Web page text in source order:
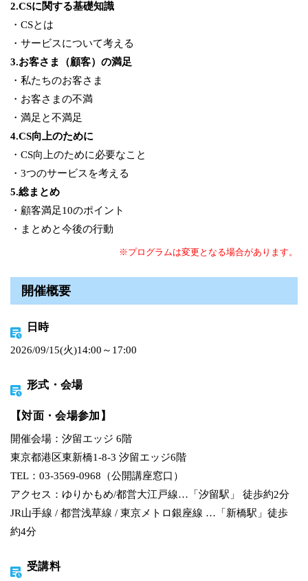
2.CSに関する基礎知識
・CSとは
・サービスについて考える
3.お客さま（顧客）の満足
・私たちのお客さま
・お客さまの不満
・満足と不満足
4.CS向上のために
・CS向上のために必要なこと
・3つのサービスを考える
5.総まとめ
・顧客満足10のポイント
・まとめと今後の行動
※プログラムは変更となる場合があります。
開催概要
日時
2026/09/15(火)14:00～17:00
形式・会場
【対面・会場参加】
開催会場：汐留エッジ 6階
東京都港区東新橋1-8-3 汐留エッジ6階
TEL：03-3569-0968（公開講座窓口）
アクセス：ゆりかもめ/都営大江戸線…「汐留駅」 徒歩約2分
JR山手線 / 都営浅草線 / 東京メトロ銀座線 …「新橋駅」徒歩
約4分
受講料